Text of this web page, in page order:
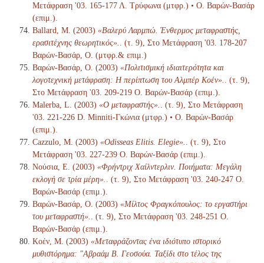
Μετάφραση '03. 165-177 Λ. Τρύφωνα (μτφρ.) • Ο. Βαρών-Βασάρ
(επιμ.).
Ballard, M. (2003) «Βαλερύ Λαρμπώ. Ένθερμος μεταφραστής,
ερασιτέχνης θεωρητικός».
. (τ. 9), Στο Μετάφραση '03. 178-207
Βαρών-Βασάρ, Ο. (μτφρ.& επιμ.)
Βαρών-Βασάρ, Ο. (2003) «Πολιτισμική ιδιαιτερότητα και
λογοτεχνική μετάφραση: Η περίπτωση του Αλμπέρ Κοέν».
. (τ. 9),
Στο Μετάφραση '03. 209-219 Ο. Βαρών-Βασάρ (επιμ.).
Malerba, L. (2003) «Ο μεταφραστής».
. (τ. 9), Στο Μετάφραση
'03. 221-226 D. Minniti-Γκώνια (μτφρ.) • Ο. Βαρών-Βασάρ
(επιμ.).
Cazzulo, M. (2003) «Odisseas Elitis. Elegie».
. (τ. 9), Στο
Μετάφραση '03. 227-239 Ο. Βαρών-Βασάρ (επιμ.).
Νούσια, Ε. (2003) «Φρήντριχ Χαίλντερλιν. Ποιήματα: Μεγάλη
εκλογή σε τρία μέρη».
. (τ. 9), Στο Μετάφραση '03. 240-247 Ο.
Βαρών-Βασάρ (επιμ.).
Βαρών-Βασάρ, Ο. (2003) «Μίλτος Φραγκόπουλος: το εργαστήρι
του μεταφραστή».
. (τ. 9), Στο Μετάφραση '03. 248-251 Ο.
Βαρών-Βασάρ (επιμ.).
Κοέν, Μ. (2003) «Μεταφράζοντας ένα ιδιότυπο ιστορικό
μυθιστόρημα: "Αβραάμ Β. Γεοσούα. Ταξίδι στο τέλος της